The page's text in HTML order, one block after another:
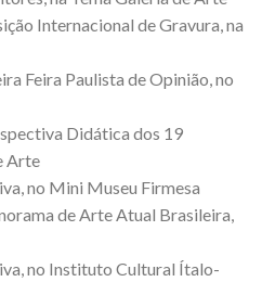
Internacional de Gravura, na
Feira Paulista de Opinião, no
Didática dos 19
Arte
no Mini Museu Firmesa
de Arte Atual Brasileira,
no Instituto Cultural Ítalo-